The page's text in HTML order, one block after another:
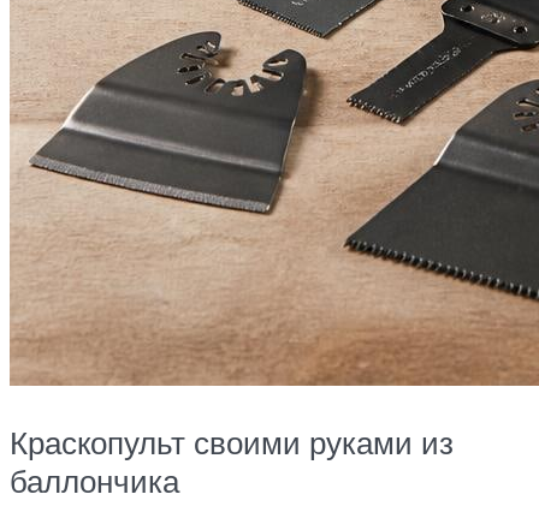
Краскопульт своими руками из
баллончика